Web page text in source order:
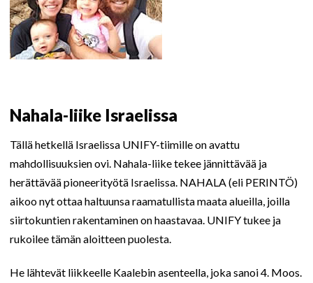
Nahala-liike Israelissa
Tällä hetkellä Israelissa UNIFY-tiimille on avattu
mahdollisuuksien ovi. Nahala-liike tekee jännittävää ja
herättävää pioneerityötä Israelissa. NAHALA (eli PERINTÖ)
aikoo nyt ottaa haltuunsa raamatullista maata alueilla, joilla
siirtokuntien rakentaminen on haastavaa. UNIFY tukee ja
rukoilee tämän aloitteen puolesta.
He lähtevät liikkeelle Kaalebin asenteella, joka sanoi 4. Moos.